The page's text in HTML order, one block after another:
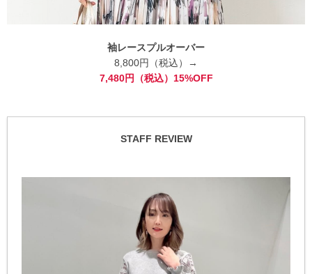
袖レースプルオーバー
8,800円（税込）→
7,480円（税込）15%OFF
STAFF REVIEW